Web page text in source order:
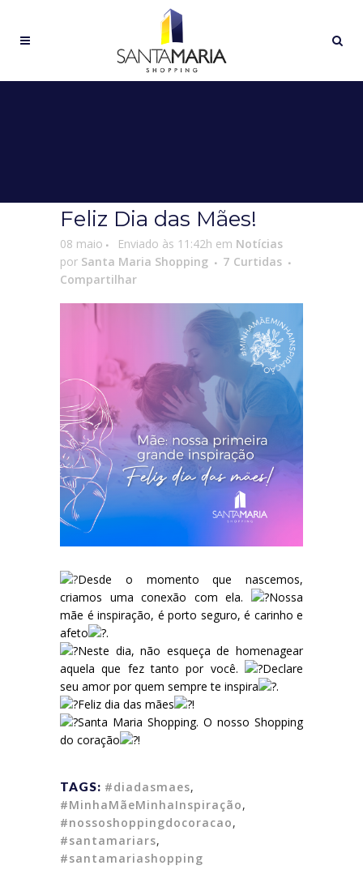
Feliz Dia das Mães!
08 maio Enviado às 11:42h em Notícias
por Santa Maria Shopping 7 Curtidas
Compartilhar
Desde o momento que nascemos,
criamos uma conexão com ela.
Nossa
mãe é inspiração, é porto seguro, é carinho e
afeto
.
Neste dia, não esqueça de homenagear
aquela que fez tanto por você.
Declare
seu amor por quem sempre te inspira
.
Feliz dia das mães
!
Santa Maria Shopping. O nosso Shopping
do coração
!
TAGS: #diadasmaes,
#MinhaMãeMinhaInspiração,
#nossoshoppingdocoracao,
#santamariars,
#santamariashopping